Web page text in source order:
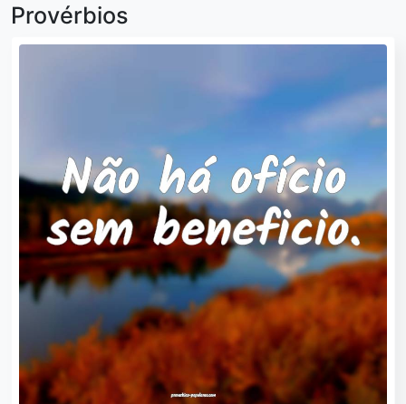
Provérbios